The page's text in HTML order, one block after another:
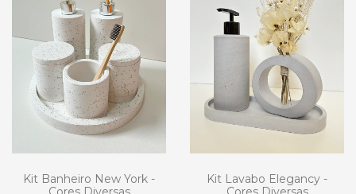
Kit Banheiro New York -
Kit Lavabo Elegancy -